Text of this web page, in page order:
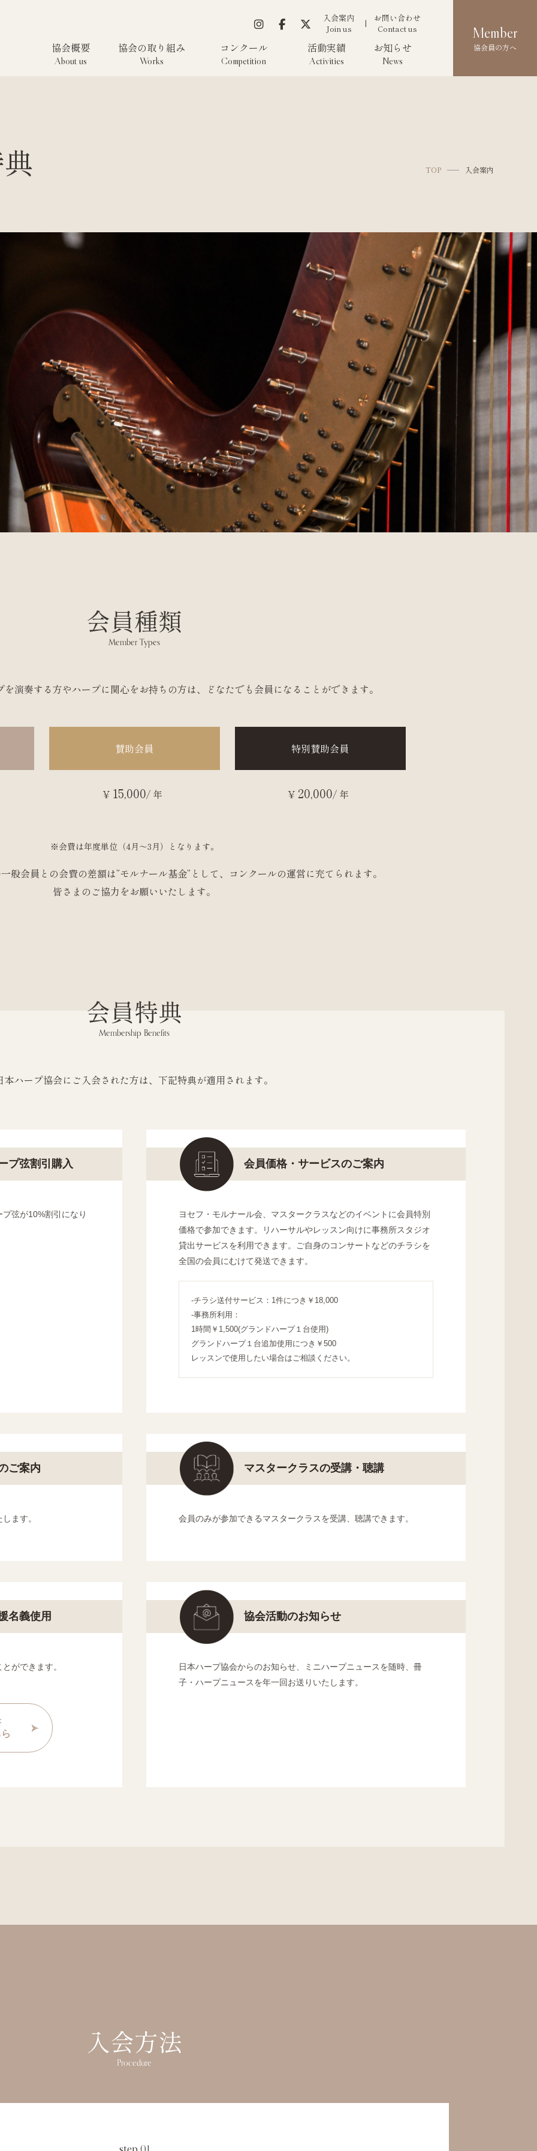
入会案内
Join us
お問い合わせ
Contact us
協会概要
About us
協会の取り組み
Works
コンクール
Competition
活動実績
Activities
お知らせ
News
Member
協会員の方へ
TOP 入会案内
会員種類
Member Types
演奏する方やハープに関心をお持ちの方は、どなたでも会員になることができます。
賛助会員
¥ 15,000/ 年
特別賛助会員
¥ 20,000/ 年
※会費は年度単位（4月〜3月）となります。
般会員との会費の差額は”モルナール基金”として、コンクールの運営に充てられます。
皆さまのご協力をお願いいたします。
会員特典
Membership Benefits
本ハープ協会にご入会された方は、下記特典が適用されます。
プ弦割引購入
弦が10%割引になり
会員価格・サービスのご案内
ヨセフ・モルナール会、マスタークラスなどのイベントに会員特別
価格で参加できます。リハーサルやレッスン向けに事務所スタジオ
貸出サービスを利用できます。ご自身のコンサートなどのチラシを
全国の会員にむけて発送できます。
-チラシ送付サービス：1件につき￥18,000
-事務所利用：
1時間￥1,500(グランドハープ１台使用)
グランドハープ１台追加使用につき￥500
レッスンで使用したい場合はご相談ください。
ご案内
ます。
マスタークラスの受講・聴講
会員のみが参加できるマスタークラスを受講、聴講できます。
名義使用
ができます。
協会活動のお知らせ
日本ハープ協会からのお知らせ、ミニハープニュースを随時、冊
子・ハープニュースを年一回お送りいたします。
入会方法
Procedure